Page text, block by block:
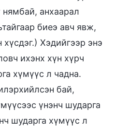
нямбай, анхаарал
биеэ авч явж,
Хэдийгээр энэ
ихэнх хүн хүрч
хүмүүс л чадна.
бай,
үнэнч шударга
шударга хүмүүс л